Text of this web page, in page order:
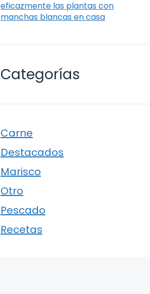
eficazmente las plantas con
manchas blancas en casa
Categorías
Carne
Destacados
Marisco
Otro
Pescado
Recetas